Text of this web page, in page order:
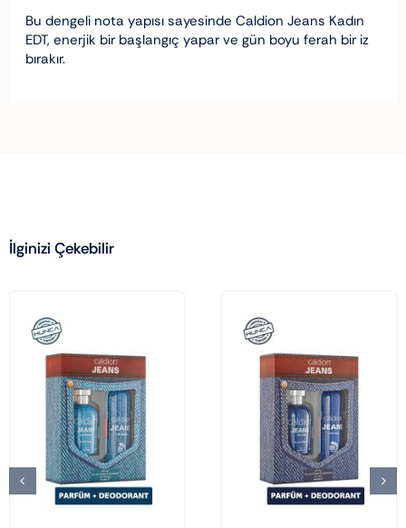
Bu dengeli nota yapısı sayesinde Caldion Jeans Kadın
EDT, enerjik bir başlangıç yapar ve gün boyu ferah bir iz
bırakır.
İlginizi Çekebilir